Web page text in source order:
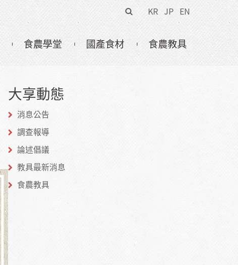
KR JP EN
搜
尋
表
單
食農學堂 國產食材 食農教具
大享動態
消息公告
調查報導
論述倡議
教具最新消息
食農教具